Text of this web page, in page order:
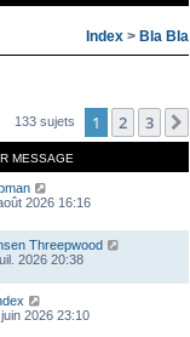
Index > Bla Bla
133 sujets 1 2 3
MESSAGE
2026 16:16
Threepwood
2026 20:38
2026 23:10